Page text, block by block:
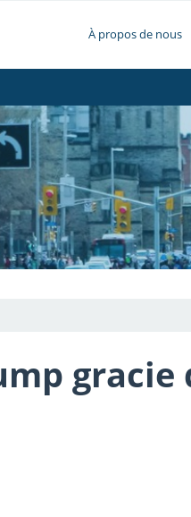
À propos de nous